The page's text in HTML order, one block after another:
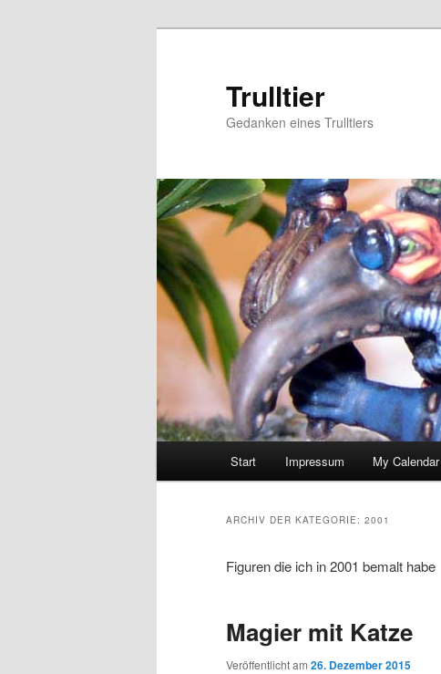
Trulltier
Gedanken eines Trulltiers
Start Impressum My Calendar
ARCHIV DER KATEGORIE: 2001
Figuren die ich in 2001 bemalt habe
Magier mit Katze
Veröffentlicht am 26. Dezember 2015